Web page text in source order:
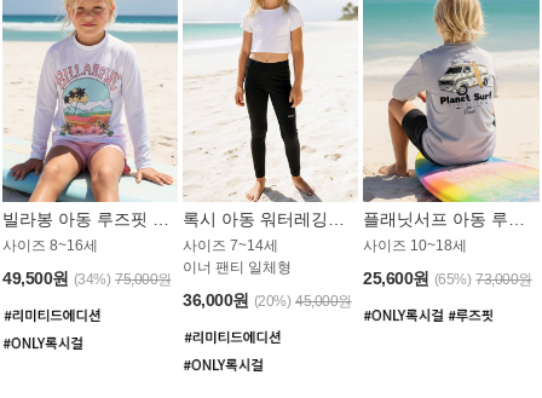
사이즈 8~16세
49,500원 (34%) 75,000원
사이즈 7~14세
이너 팬티 일체형
36,000원 (20%) 45,000원
사이즈 10~18세
25,600원 (65%) 73,000원